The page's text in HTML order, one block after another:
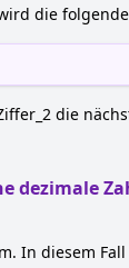
die
die
dezimale
In diesem